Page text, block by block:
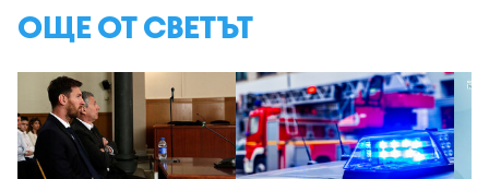
ОЩЕ ОТ СВЕТЪТ